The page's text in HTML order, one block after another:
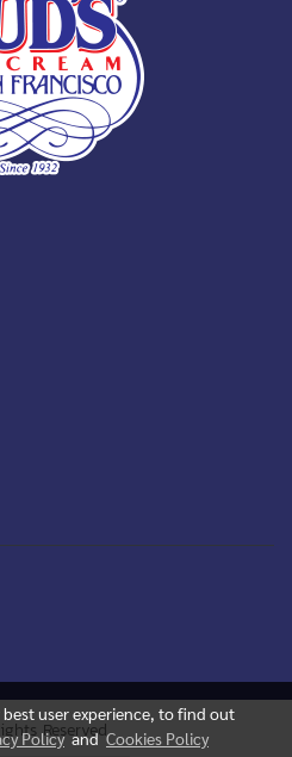
Reserved
user experience, to find out
PolicyandCookies Policy